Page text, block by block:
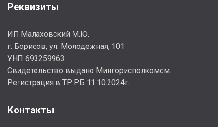
Реквизиты
ИП Малаховский М.Ю.
г. Борисов, ул. Молодежная, 101
УНП 693259963
Cвидетельство выдано Мингорисполкомом.
Регистрация в ТР РБ 11.10.2024г.
Контакты